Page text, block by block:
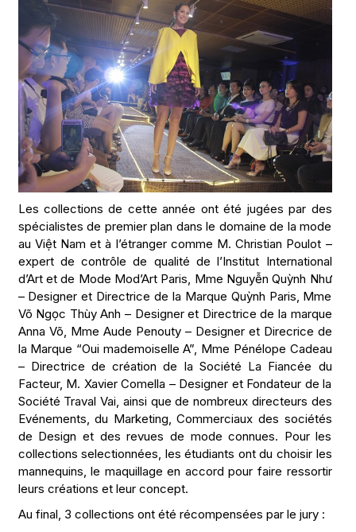
Les collections de cette année ont été jugées par des
spécialistes de premier plan dans le domaine de la mode
au Việt Nam et à l’étranger comme M. Christian Poulot –
expert de contrôle de qualité de l’Institut International
d’Art et de Mode Mod’Art Paris, Mme Nguyễn Quỳnh Như
– Designer et Directrice de la Marque Quỳnh Paris, Mme
Võ Ngọc Thùy Anh – Designer et Directrice de la marque
Anna Võ, Mme Aude Penouty – Designer et Direcrice de
la Marque “Oui mademoiselle A”, Mme Pénélope Cadeau
– Directrice de création de la Société La Fiancée du
Facteur, M. Xavier Comella – Designer et Fondateur de la
Société Traval Vai, ainsi que de nombreux directeurs des
Evénements, du Marketing, Commerciaux des sociétés
de Design et des revues de mode connues. Pour les
collections selectionnées, les étudiants ont du choisir les
mannequins, le maquillage en accord pour faire ressortir
leurs créations et leur concept.
Au final, 3 collections ont été récompensées par le jury :